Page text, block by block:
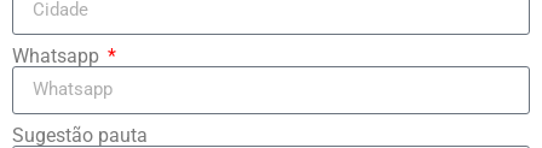
Whatsapp
Sugestão pauta